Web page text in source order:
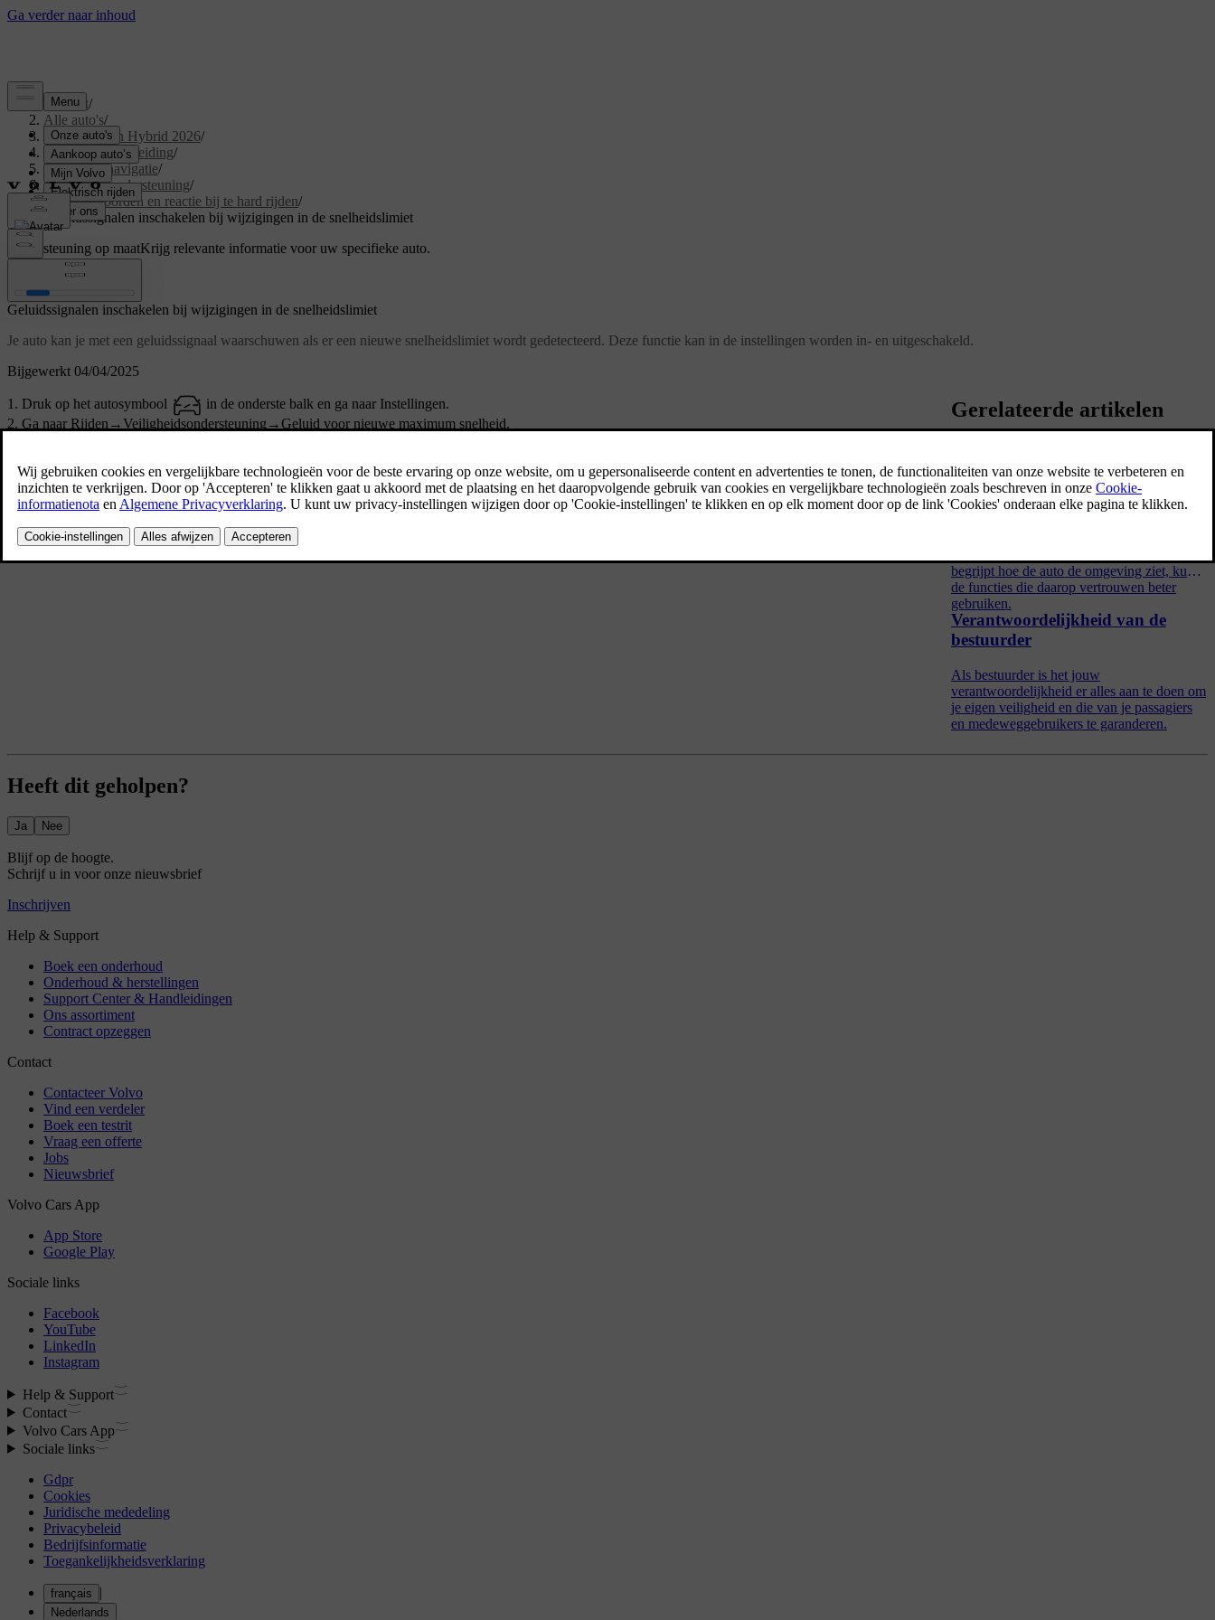
Support/
Alle auto's/
XC60 Plug-in Hybrid 2026/
Gebruikershandleiding/
Rijhulp en navigatie/
Rijden met ondersteuning/
Verkeersborden en reactie bij te hard rijden/
Geluidssignalen inschakelen bij wijzigingen in de snelheidslimiet
Ondersteuning op maatKrijg relevante informatie voor uw specifieke auto.
Bijgewerkt 04/04/2025
Geluidssignalen inschakelen bij wijzigingen in de snelheidslimiet
Je auto kan je met een geluidssignaal waarschuwen als er een nieuwe snelheidslimiet wordt gedetecteerd. Deze functie kan in de instellingen worden in- en uitgeschakeld.
Druk op het autosymbool in de onderste balk en ga naar Instellingen.
Ga naar Rijden →Veiligheidsondersteuning →Geluid voor nieuwe maximum snelheid.
Gerelateerde artikelen
Detectie van de omgeving en
verkeer
begrijpt hoe de auto de omgeving ziet, kun je
de functies die daarop vertrouwen beter
gebruiken.
Verantwoordelijkheid van de
bestuurder
Als bestuurder is het jouw
verantwoordelijkheid er alles aan te doen om
je eigen veiligheid en die van je passagiers
en medeweggebruikers te garanderen.
Heeft dit geholpen?
Ja Nee